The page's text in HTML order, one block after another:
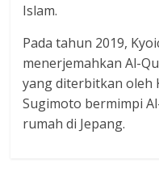
Islam.
Pada tahun 2019,
menerjemahkan Al-
yang diterbitkan oleh
Sugimoto bermimpi
rumah di Jepang.